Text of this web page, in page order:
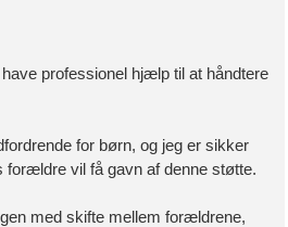
professionel hjælp til at håndtere
for børn, og jeg er sikker
forældre vil få gavn af denne støtte.
med skifte mellem forældrene,